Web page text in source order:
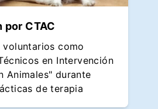
por CTAC
voluntarios como
en Intervención
Animales" durante
de terapia